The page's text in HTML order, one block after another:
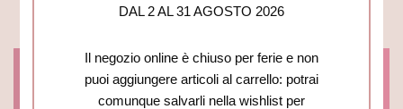
Login/Registration
DAL 2 AL 31 AGOSTO 2026
Il negozio online è chiuso per ferie e non
puoi aggiungere articoli al carrello: potrai
comunque salvarli nella wishlist per